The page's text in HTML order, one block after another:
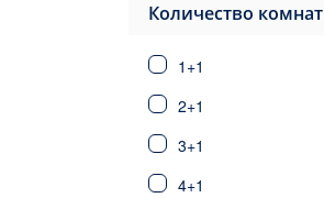
Авсаллар
Алания центр
Джикджилли
Кестель
Количество комнат
1+1
2+1
3+1
4+1